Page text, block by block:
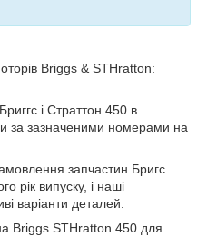
Briggs & STHratton:
Бриггс і Страттон 450 в
за зазначеними номерами на
запчастин Бригс
рік випуску, і наші
варіанти деталей.
Briggs STHratton 450 для